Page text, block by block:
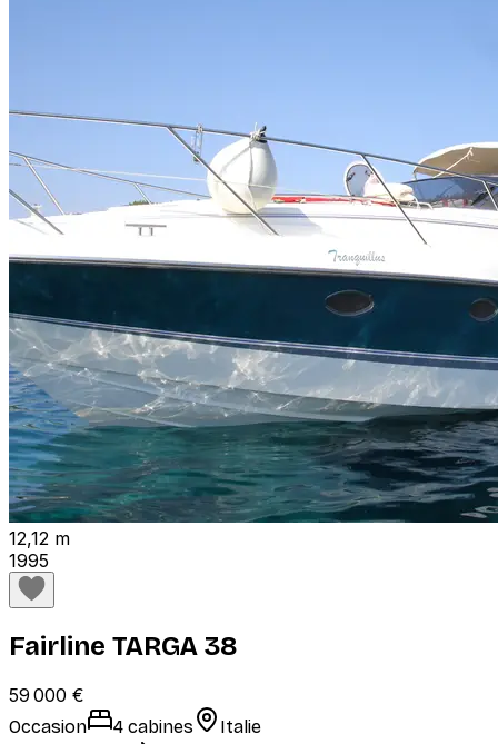
12,12 m
1995
Fairline TARGA 38
59 000 €
Occasion 4 cabines Italie